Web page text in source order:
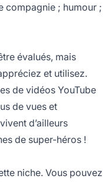
compagnie ; humour ;
évalués, mais
et utilisez.
de vidéos YouTube
de vues et
d’ailleurs
de super-héros !
niche. Vous pouvez